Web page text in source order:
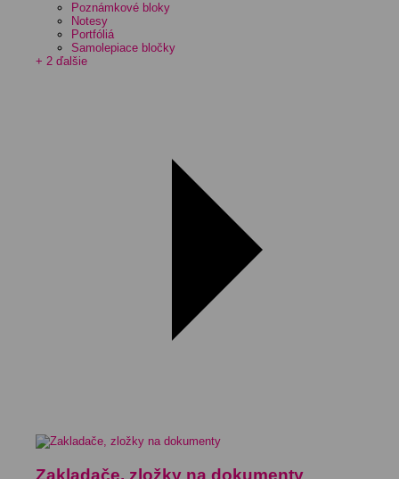
Poznámkové bloky
Notesy
Portfóliá
Samolepiace bločky
+ 2 ďalšie
Zakladače, zložky na dokumenty